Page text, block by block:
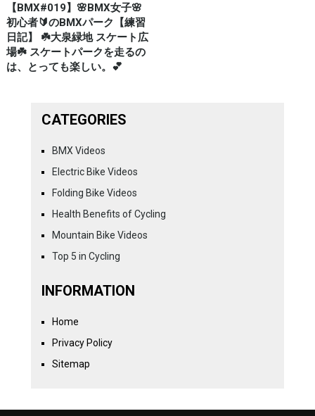
【BMX#019】🌸BMX女子🌸
初心者🔰のBMXパーク【練習
日記】 ☘️大泉緑地 スケート広
場☘️ スケートパークを走るの
は、とっても楽しい。💕
CATEGORIES
BMX Videos
Electric Bike Videos
Folding Bike Videos
Health Benefits of Cycling
Mountain Bike Videos
Top 5 in Cycling
INFORMATION
Home
Privacy Policy
Sitemap